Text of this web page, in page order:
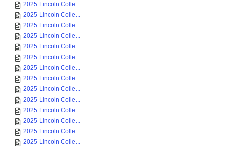
2025 Lincoln Colle...
2025 Lincoln Colle...
2025 Lincoln Colle...
2025 Lincoln Colle...
2025 Lincoln Colle...
2025 Lincoln Colle...
2025 Lincoln Colle...
2025 Lincoln Colle...
2025 Lincoln Colle...
2025 Lincoln Colle...
2025 Lincoln Colle...
2025 Lincoln Colle...
2025 Lincoln Colle...
2025 Lincoln Colle...